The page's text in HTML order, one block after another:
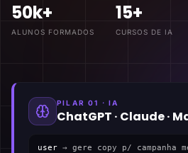
50k+
ALUNOS FORMADOS
15+
CURSOS DE IA
PILAR 01 · IA
ChatGPT · Claude ·
user → gere copy p/ campanha